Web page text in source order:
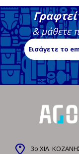
& μάθετε
3ο ΧΙΛ.